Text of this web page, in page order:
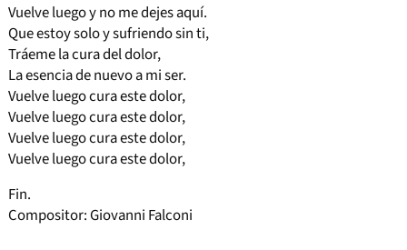
Vuelve luego y no me dejes aquí.
Que estoy solo y sufriendo sin ti,
Tráeme la cura del dolor,
La esencia de nuevo a mi ser.
Vuelve luego cura este dolor,
Vuelve luego cura este dolor,
Vuelve luego cura este dolor,
Vuelve luego cura este dolor,
Fin.
Compositor: Giovanni Falconi